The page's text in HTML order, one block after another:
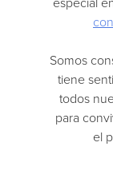
Somos
tiene
todos
para
el